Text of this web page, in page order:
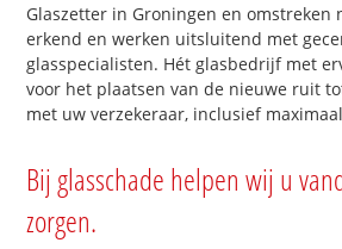
Glaszetter in Groningen en omstreken
erkend en werken uitsluitend met
glasspecialisten. Hét glasbedrijf met
voor het plaatsen van de nieuwe ruit
met uw verzekeraar, inclusief
Bij glasschade helpen wij u
zorgen.